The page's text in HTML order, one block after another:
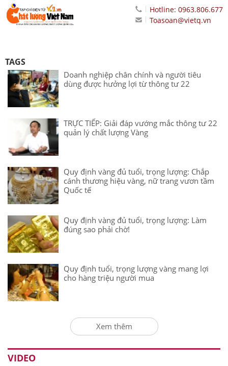
Hotline: 0963.806.677
Toasoan@vietq.vn
TAGS
Doanh nghiệp chân chính và người tiêu
dùng được hưởng lợi từ thông tư 22
TRỰC TIẾP: Giải đáp vướng mắc thông tư 22
quản lý chất lượng Vàng
Quy định vàng đủ tuổi, trọng lượng: Chắp
cánh thương hiệu vàng, nữ trang vươn tầm
Quốc tế
Quy định vàng đủ tuổi, trọng lượng: Làm
đúng sao phải chờ!
Quy định tuổi, trọng lượng vàng mang lợi
cho hàng triệu người mua
Xem thêm
VIDEO